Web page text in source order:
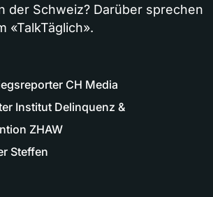
der Schweiz? Darüber sprechen
«TalkTäglich».
CH Media
Institut Delinquenz &
ZHAW
Steffen